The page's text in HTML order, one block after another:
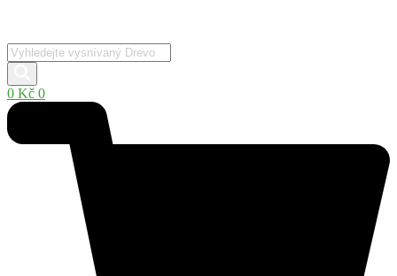
Products
search
0 Kč 0